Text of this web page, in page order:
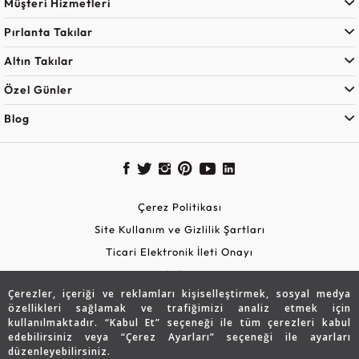
Çerezler, içeriği ve reklamları kişiselleştirmek, sosyal medya
özellikleri sağlamak ve trafiğimizi analiz etmek için
kullanılmaktadır. “Kabul Et” seçeneği ile tüm çerezleri kabul
edebilirsiniz veya “Çerez Ayarları” seçeneği ile ayarları
düzenleyebilirsiniz.
Pırlanta Takılar
Altın Takılar
Özel Günler
Blog
Çerez Politikası
Site Kullanım ve Gizlilik Şartları
Ticari Elektronik İleti Onayı
KVKK Aydınlatma Metni
Güvenli Alışveriş